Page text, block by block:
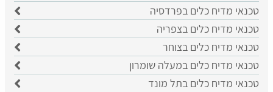
טכנאי מדיח כלים בפרדסיה
טכנאי מדיח כלים בצפריה
טכנאי מדיח כלים בצוחר
טכנאי מדיח כלים במעלה שומרון
טכנאי מדיח כלים בתל מונד